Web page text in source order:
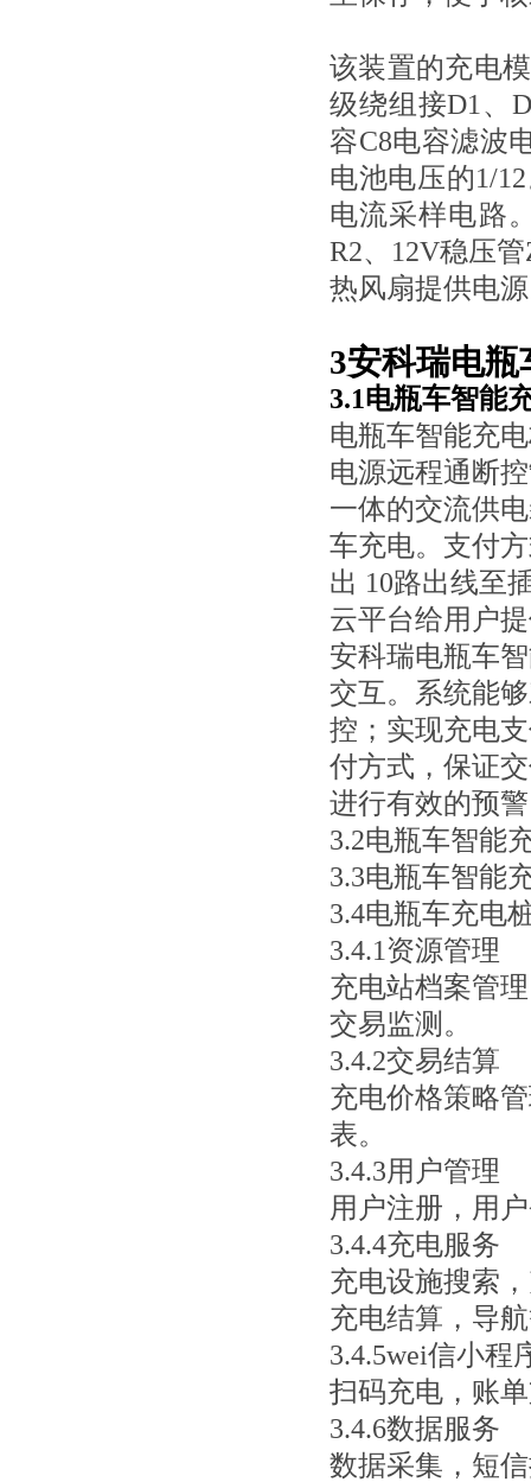
该装置的充电
级绕组 接D1、
容C8电容滤波
电池电压的1/
电流采样电路
R2、12V稳压
热风扇提供电
3安科瑞电瓶
3.1电瓶车智能
电瓶车智能充
电源远程通断
一体的交流供
车充电。支付
出 10路出线至
云平台给用户
安科瑞电瓶车
交互。系统能
控；实现充电
付方式，保证
进行有效的预
3.2电瓶车智能
3.3电瓶车智能
3.4电瓶车充电
3.4.1资源管理
充电站档案管
交易监测。
3.4.2交易结算
充电价格策略
表。
3.4.3用户管理
用户注册，用
3.4.4充电服务
充电设施搜索
充电结算，导
3.4.5wei信小程
扫码充电，账
3.4.6数据服务
数据采集，短